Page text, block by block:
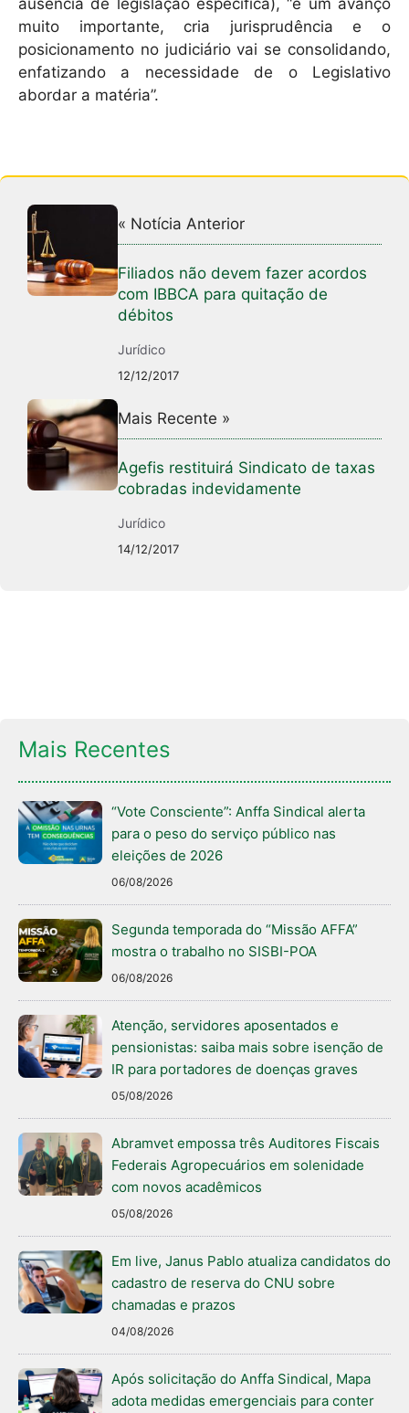
muito importante, cria jurisprudência e o
posicionamento no judiciário vai se consolidando,
enfatizando a necessidade de o Legislativo
abordar a matéria”.
« Notícia Anterior
Filiados não devem fazer acordos
com IBBCA para quitação de
débitos
Jurídico
12/12/2017
Mais Recente »
Agefis restituirá Sindicato de taxas
cobradas indevidamente
Jurídico
14/12/2017
Mais Recentes
“Vote Consciente”: Anffa Sindical alerta
para o peso do serviço público nas
eleições de 2026
06/08/2026
Segunda temporada do “Missão AFFA”
mostra o trabalho no SISBI-POA
06/08/2026
Atenção, servidores aposentados e
pensionistas: saiba mais sobre isenção de
IR para portadores de doenças graves
05/08/2026
Abramvet empossa três Auditores Fiscais
Federais Agropecuários em solenidade
com novos acadêmicos
05/08/2026
Em live, Janus Pablo atualiza candidatos do
cadastro de reserva do CNU sobre
chamadas e prazos
04/08/2026
Após solicitação do Anffa Sindical, Mapa
adota medidas emergenciais para conter